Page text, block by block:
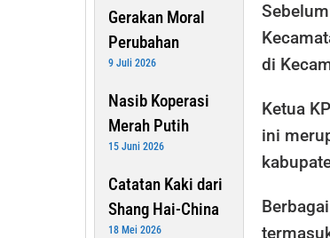
Gerakan Moral
Perubahan
9 Juli 2026
Nasib Koperasi
Merah Putih
15 Juni 2026
Catatan Kaki dari
Shang Hai-China
18 Mei 2026
di
Ketua
ini